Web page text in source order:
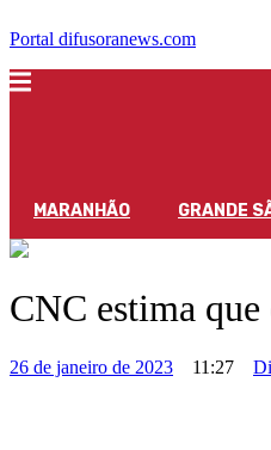
Portal difusoranews.com
MARANHÃO GRANDE
CNC estima
26 de janeiro de 2023 11:27